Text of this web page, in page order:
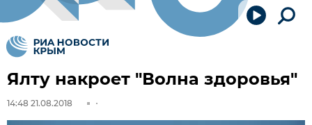
Ялту накроет "Волна здоровья"
14:48 21.08.2018